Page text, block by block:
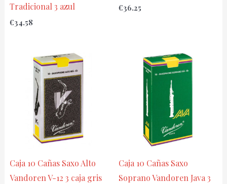
Tradicional 3 azul
€34.58
€36.25
Caja 10 Cañas Saxo Alto
Vandoren V-12 3 caja gris
Caja 10 Cañas Saxo
Soprano Vandoren Java 3